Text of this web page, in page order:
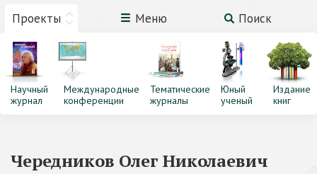
Проекты Меню Поиск
Научный
журнал
Международные
конференции
Тематические
журналы
Юный
ученый
Издание
книг
Чередников Олег Николаевич